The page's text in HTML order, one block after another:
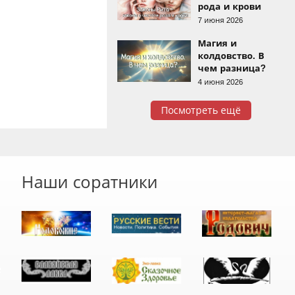
рода и крови
7 июня 2026
Магия и
колдовство. В
чем разница?
4 июня 2026
Посмотреть ещё
Наши соратники